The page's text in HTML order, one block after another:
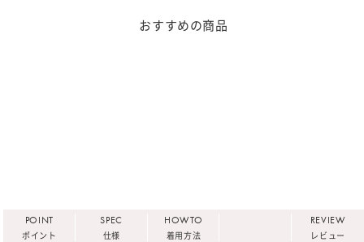
おすすめの商品
POINT
ポイント
SPEC
仕様
HOWTO
着用方法
REVIEW
レビュー